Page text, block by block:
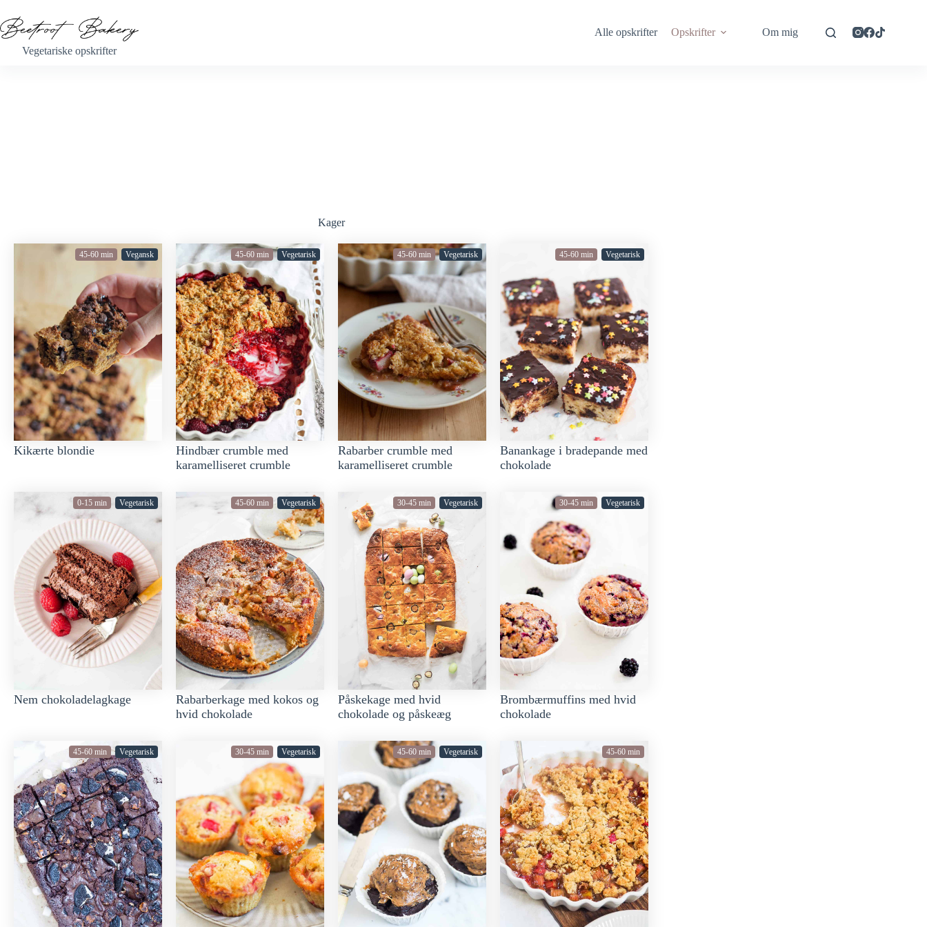
Vegetariske opskrifter
Alle opskrifter Opskrifter Om mig
Kager
45-60 min Vegansk
Kikærte blondie
45-60 min Vegetarisk
Hindbær crumble med
karamelliseret crumble
45-60 min Vegetarisk
Rabarber crumble med
karamelliseret crumble
45-60 min Vegetarisk
Banankage i bradepande med
chokolade
0-15 min Vegetarisk
Nem chokoladelagkage
45-60 min Vegetarisk
Rabarberkage med kokos og
hvid chokolade
30-45 min Vegetarisk
Påskekage med hvid
chokolade og påskeæg
30-45 min Vegetarisk
Brombærmuffins med hvid
chokolade
45-60 min Vegetarisk 30-45 min Vegetarisk 45-60 min Vegetarisk 45-60 min